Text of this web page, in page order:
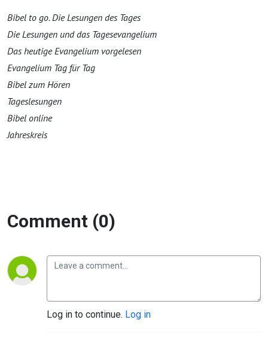
Bibel to go. Die Lesungen des Tages
Die Lesungen und das Tagesevangelium
Das heutige Evangelium vorgelesen
Evangelium Tag für Tag
Bibel zum Hören
Tageslesungen
Bibel online
Jahreskreis
Comment (0)
Log in to continue. Log in